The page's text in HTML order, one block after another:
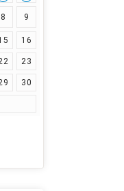
8 9
16
23
30